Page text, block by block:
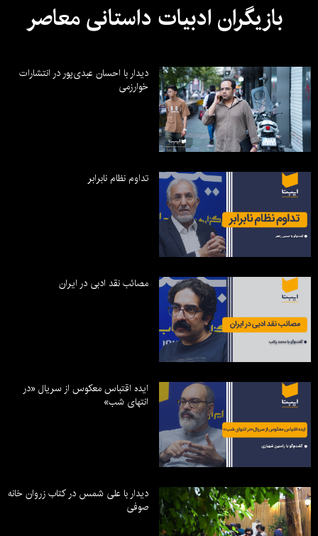
بازیگران ادبیات داستانی معاصر
دیدار با احسان عبدی‌پور در انتشارات
خوارزمی
تداوم نظام نابرابر
مصائب نقد ادبی در ایران
ایده اقتباس معکوس از سریال «در
انتهای شب»
دیدار با علی شمس در کتاب زروان خانه
صوفی